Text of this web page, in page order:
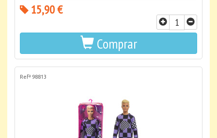
15,90 €
Comprar
Refª 98813